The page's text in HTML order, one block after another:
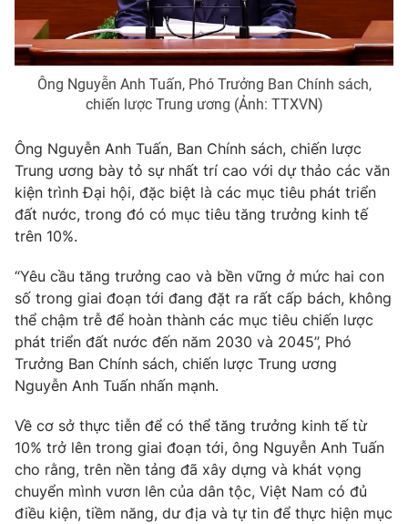
Thị trường
Tư vấn
Lịch phát sóng
Chuyên mục khác
Photo Infographic
Video Shorts video
VTV Money VTV Thể thao
VTV Sức khoẻ Bất động sản
Thị trường 24h Tấm lòng Việt
VTV4 Vươn mình bằng AI
VTV9 VTV8
Ông Nguyễn Anh Tuấn, Phó Trưởng Ban Chính sách,
chiến lược Trung ương (Ảnh: TTXVN)
Ông Nguyễn Anh Tuấn, Ban Chính sách, chiến lược
Trung ương bày tỏ sự nhất trí cao với dự thảo các văn
kiện trình Đại hội, đặc biệt là các mục tiêu phát triển
đất nước, trong đó có mục tiêu tăng trưởng kinh tế
trên 10%.
“Yêu cầu tăng trưởng cao và bền vững ở mức hai con
số trong giai đoạn tới đang đặt ra rất cấp bách, không
thể chậm trễ để hoàn thành các mục tiêu chiến lược
phát triển đất nước đến năm 2030 và 2045”, Phó
Trưởng Ban Chính sách, chiến lược Trung ương
Nguyễn Anh Tuấn nhấn mạnh.
Về cơ sở thực tiễn để có thể tăng trưởng kinh tế từ
10% trở lên trong giai đoạn tới, ông Nguyễn Anh Tuấn
cho rằng, trên nền tảng đã xây dựng và khát vọng
chuyển mình vươn lên của dân tộc, Việt Nam có đủ
điều kiện, tiềm năng, dư địa và tự tin để thực hiện mục